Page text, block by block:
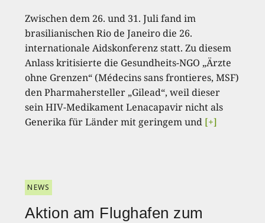
Zwischen dem 26. und 31. Juli fand im
brasilianischen Rio de Janeiro die 26.
internationale Aidskonferenz statt. Zu diesem
Anlass kritisierte die Gesundheits-NGO „Ärzte
ohne Grenzen“ (Médecins sans frontieres, MSF)
den Pharmahersteller „Gilead“, weil dieser
sein HIV-Medikament Lenacapavir nicht als
Generika für Länder mit geringem und [+]
NEWS
Aktion am Flughafen zum